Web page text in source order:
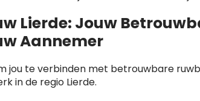
Lierde: Jouw
Aannemer
jou te verbinden met betrouwbare
in de regio Lierde.